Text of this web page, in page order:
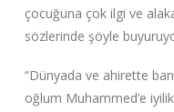
çocuğuna çok ilgi ve
sözlerinde şöyle
“Dünyada ve ahirette
oğlum Muhammed’e iyilik